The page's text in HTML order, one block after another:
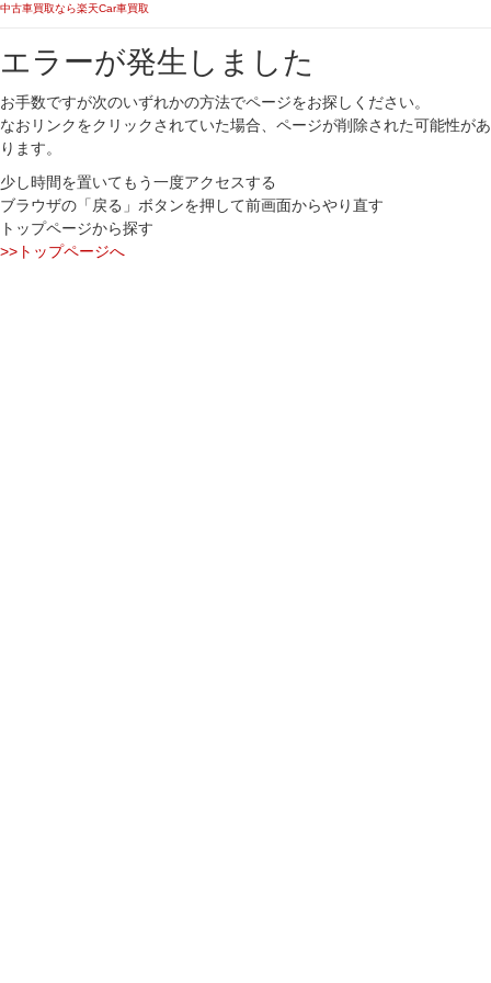
中古車買取なら楽天Car車買取
エラーが発生しました
お手数ですが次のいずれかの方法でページをお探しください。
なおリンクをクリックされていた場合、ページが削除された可能性があ
ります。
少し時間を置いてもう一度アクセスする
ブラウザの「戻る」ボタンを押して前画面からやり直す
トップページから探す
>>トップページへ